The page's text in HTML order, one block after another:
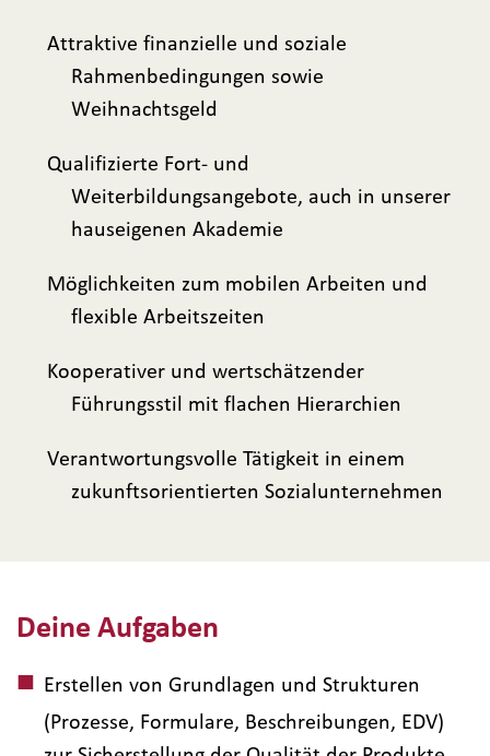
Deine Aufgaben
Erstellen von Grundlagen und Strukturen
(Prozesse, Formulare, Beschreibungen, EDV)
Attraktive finanzielle und soziale
Rahmenbedingungen sowie
Weihnachtsgeld
Qualifizierte Fort- und
Weiterbildungsangebote, auch in unserer
hauseigenen Akademie
Möglichkeiten zum mobilen Arbeiten und
flexible Arbeitszeiten
Kooperativer und wertschätzender
Führungsstil mit flachen Hierarchien
Verantwortungsvolle Tätigkeit in einem
zukunftsorientierten Sozialunternehmen